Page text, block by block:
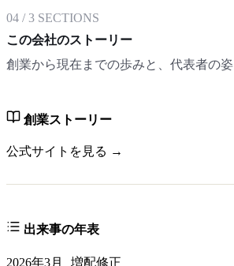
04 /3 SECTIONS
この会社のストーリー
創業から現在までの歩みと、代表者の姿
創業ストーリー
公式サイトを見る →
出来事の年表
2026年3月 増配修正